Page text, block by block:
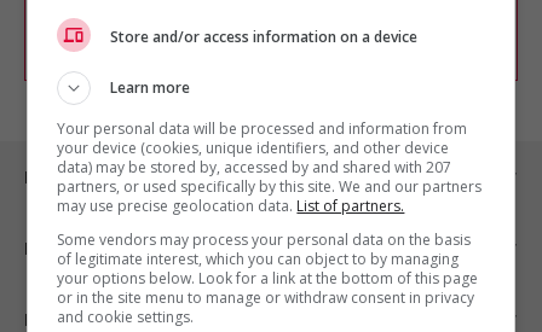
comme membre Jobboom.
Emplois par ville
Emplois par secteur
Emplois par statut
Store and/or access information on a device
Learn more
Your personal data will be processed and information from
your device (cookies, unique identifiers, and other device
data) may be stored by, accessed by and shared with 207
partners, or used specifically by this site. We and our partners
may use precise geolocation data. List of partners.
Some vendors may process your personal data on the basis
of legitimate interest, which you can object to by managing
your options below. Look for a link at the bottom of this page
or in the site menu to manage or withdraw consent in privacy
and cookie settings.